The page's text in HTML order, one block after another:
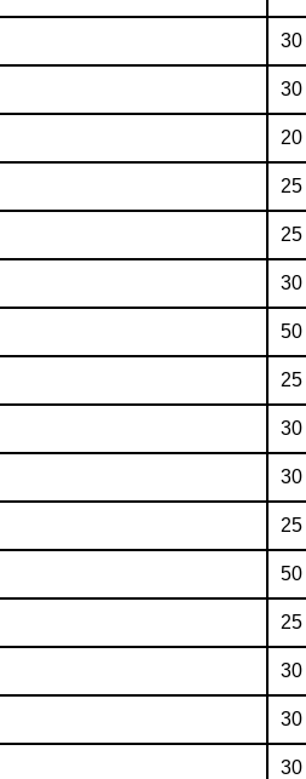
30
30
30
50
30
30
50
30
30
30